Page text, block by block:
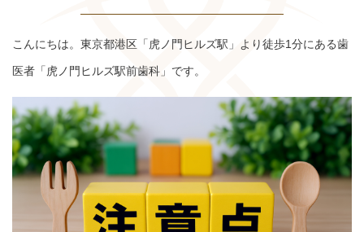
こんにちは。東京都港区「虎ノ門ヒルズ駅」より徒歩1分にある歯
医者「虎ノ門ヒルズ駅前歯科」です。